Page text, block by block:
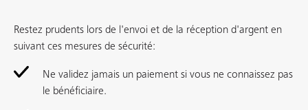
Restez prudents lors de l'envoi et de la réception d'argent en
suivant ces mesures de sécurité:
Ne validez jamais un paiement si vous ne connaissez pas
le bénéficiaire.